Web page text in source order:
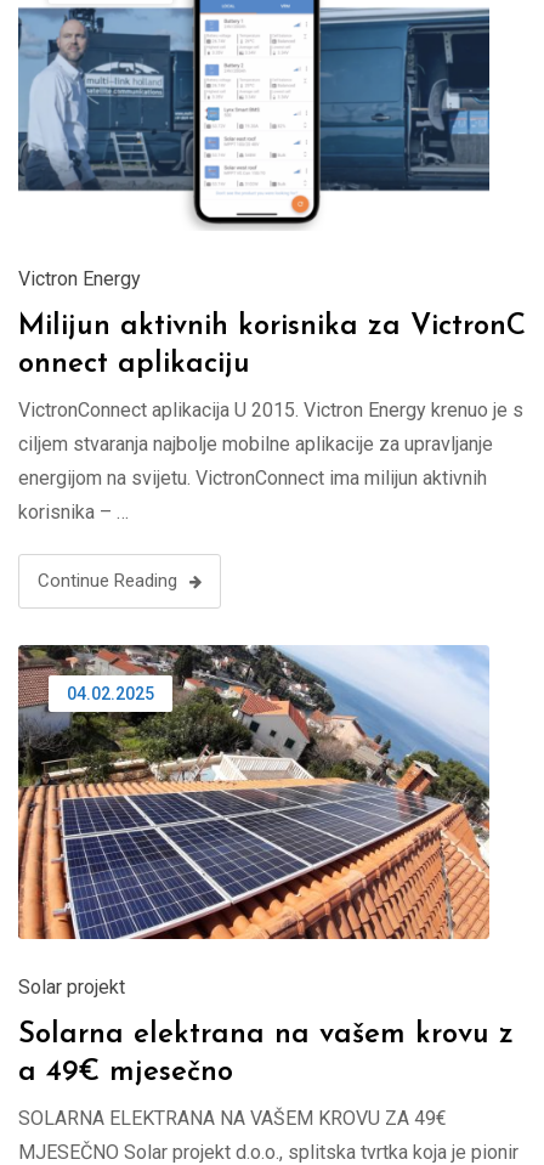
Victron Energy
Milijun aktivnih korisnika za VictronC
onnect aplikaciju
VictronConnect aplikacija U 2015. Victron Energy krenuo je s
ciljem stvaranja najbolje mobilne aplikacije za upravljanje
energijom na svijetu. VictronConnect ima milijun aktivnih
korisnika – …
Continue Reading
04.02.2025
Solar projekt
Solarna elektrana na vašem krovu z
a 49€ mjesečno
SOLARNA ELEKTRANA NA VAŠEM KROVU ZA 49€
MJESEČNO Solar projekt d.o.o., splitska tvrtka koja je pionir